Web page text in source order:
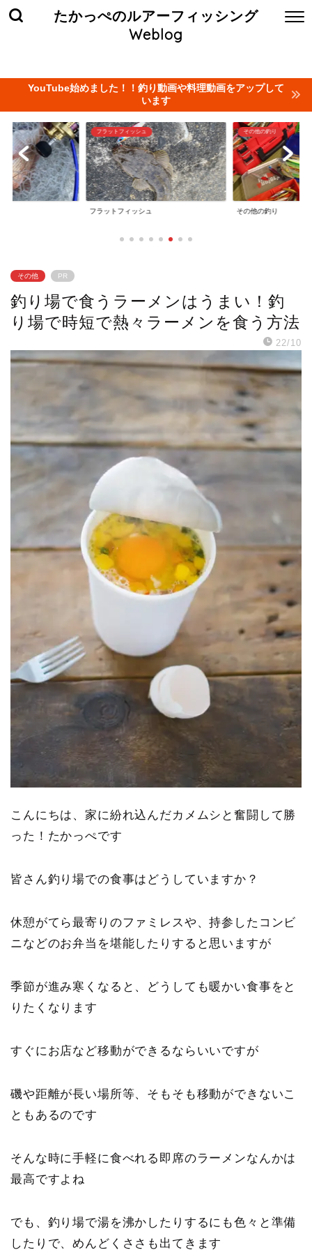
たかっぺのルアーフィッシング
Weblog
YouTube始めました！！釣り動画や料理動画をアップして
います
その他の釣り
その他の釣り
釣りのお小遣い稼ぎ（副業
釣りのお小遣い稼ぎ（
その他 PR
釣り場で食うラーメンはうまい！釣
り場で時短で熱々ラーメンを食う方法
22/10
こんにちは、家に紛れ込んだカメムシと奮闘して勝
った！たかっぺです
皆さん釣り場での食事はどうしていますか？
休憩がてら最寄りのファミレスや、持参したコンビ
ニなどのお弁当を堪能したりすると思いますが
季節が進み寒くなると、どうしても暖かい食事をと
りたくなります
すぐにお店など移動ができるならいいですが
磯や距離が長い場所等、そもそも移動ができないこ
ともあるのです
そんな時に手軽に食べれる即席のラーメンなんかは
最高ですよね
でも、釣り場で湯を沸かしたりするにも色々と準備
したりで、めんどくささも出てきます